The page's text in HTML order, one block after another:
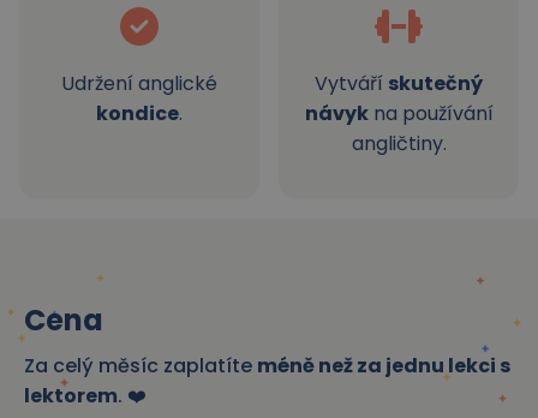
Udržení anglické
kondice.
Vytváří skutečný
návykna používání
angličtiny.
Cena
Za celý měsíc zaplatíte méně než za jednu lekci s
lektorem. ❤️